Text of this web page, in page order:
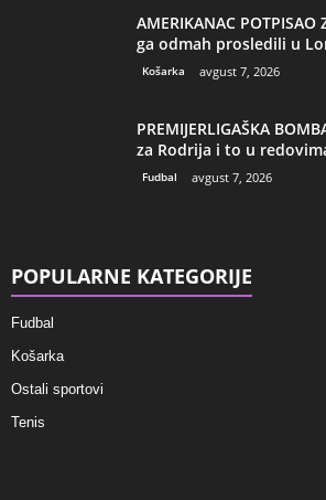
AMERIKANAC
ga odmah prosledili u
Košarka avgust 7, 2026
PREMIJERLIGAŠKA
za Rodrija i to u
Fudbal avgust 7, 2026
POPULARNE KATEGORIJE
Fudbal
Košarka
Ostali sportovi
Tenis